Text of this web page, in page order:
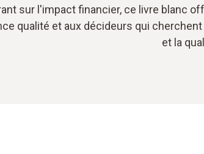
sur l'impact financier, ce livre blanc
qualité et aux décideurs qui
et la